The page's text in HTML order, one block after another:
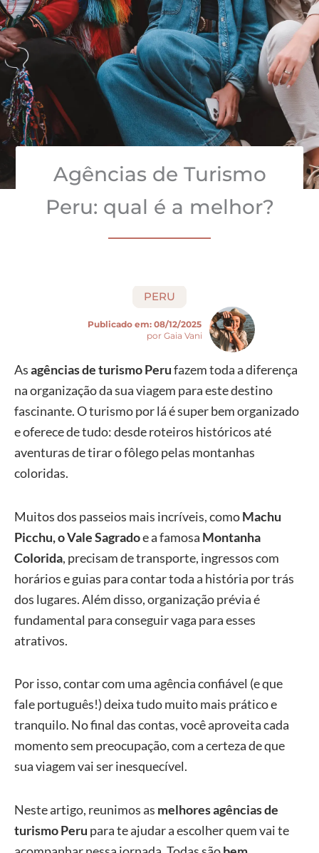
Agências de Turismo
Peru: qual é a melhor?
PERU
Publicado em: 08/12/2025
por Gaia Vani
Asagências de turismo Perufazem toda a diferença
na organização da sua viagem para este destino
fascinante. O turismo por lá é super bem organizado
e oferece de tudo: desde roteiros históricos até
aventuras de tirar o fôlego pelas montanhas
coloridas.
Muitos dos passeios mais incríveis, comoMachu
Picchu, o Vale Sagradoe a famosa Montanha
Colorida, precisam de transporte, ingressos com
horários e guias para contar toda a história por trás
dos lugares. Além disso, organização prévia é
fundamental para conseguir vaga para esses
atrativos.
Por isso, contar com uma agência confiável (e que
fale português!) deixa tudo muito mais prático e
tranquilo. No final das contas, você aproveita cada
momento sem preocupação, com a certeza de que
sua viagem vai ser inesquecível.
Neste artigo, reunimos as melhores agências de
turismo Peru para te ajudar a escolher quem vai te